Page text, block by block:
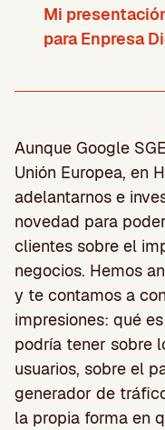
Mi
para Enpresa
Aunque Google
Unión Europea, en
adelantarnos e
novedad para
clientes sobre el
negocios. Hemos
y te contamos a
impresiones: qué
podría tener sobre
usuarios, sobre el
generador de
la propia forma en